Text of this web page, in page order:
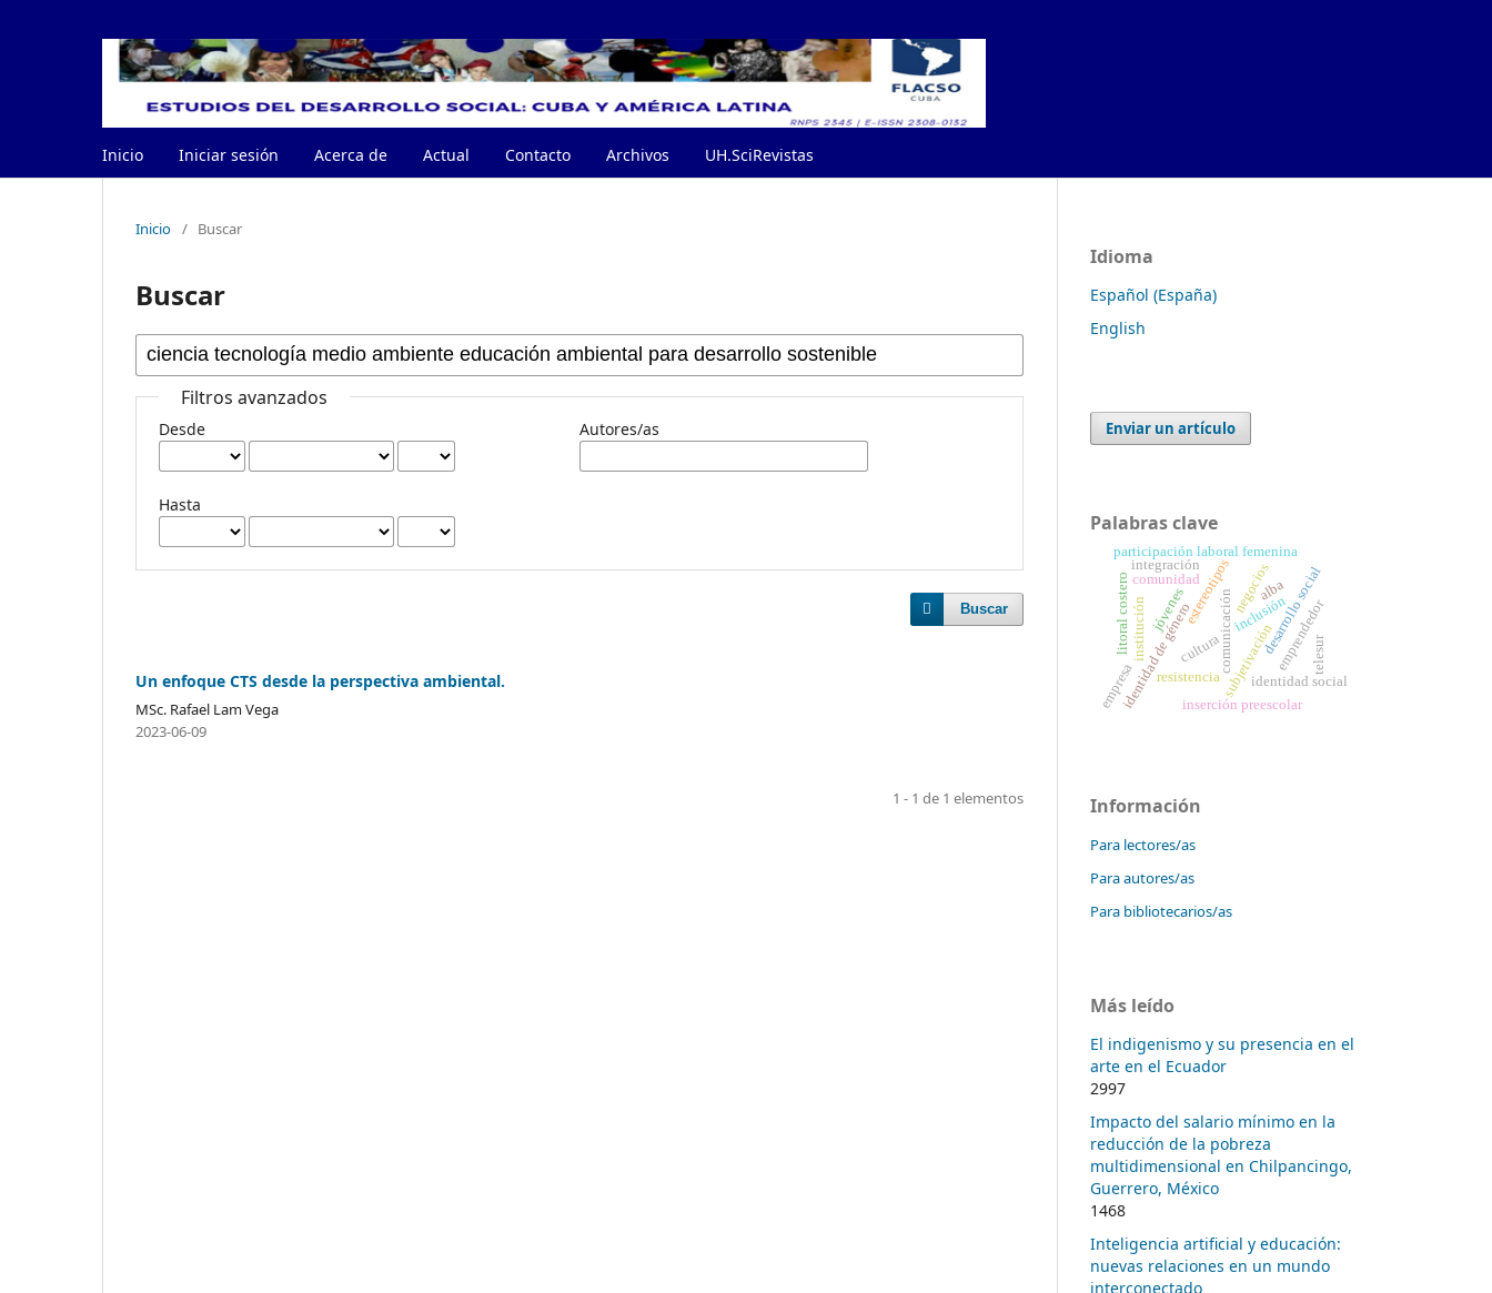
Inicio Iniciar sesión Acerca de Actual Contacto Archivos UH.SciRevistas
Inicio / Buscar
Buscar
Filtros avanzados
Desde
Hasta
Autores/as
Buscar
Un enfoque CTS desde la perspectiva ambiental.
MSc. Rafael Lam Vega
2023-06-09
1 - 1 de 1 elementos
Idioma
Español (España)
English
Enviar un artículo
Palabras clave
identidad de género comunicación
estereotipos
cultura
inclusión
jóvenes desarrollo social
comunidad
resistencia
institución subjetivación
participación laboral femenina
inserción preescolar
identidad social
emprendedor
negocios
empresa
alba
telesur
integración
litoral costero
Información
Para lectores/as
Para autores/as
Para bibliotecarios/as
Más leído
El indigenismo y su presencia en el
arte en el Ecuador
2997
Impacto del salario mínimo en la
reducción de la pobreza
multidimensional en Chilpancingo,
Guerrero, México
1468
Inteligencia artificial y educación:
nuevas relaciones en un mundo
interconectado